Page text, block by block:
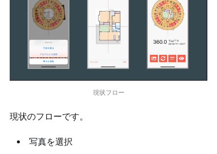
現状フロー
現状のフローです。
写真を選択